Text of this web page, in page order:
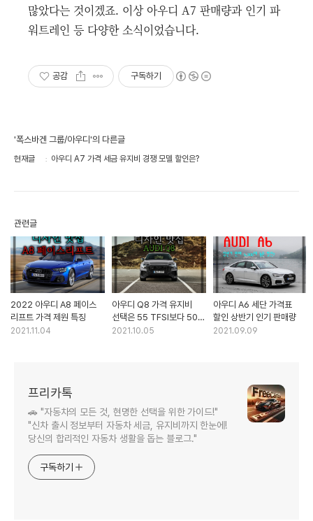
많았다는 것이겠죠. 이상 아우디 A7 판매량과 인기 파
워트레인 등 다양한 소식이었습니다.
공감 구독하기
'폭스바겐 그룹/아우디'의 다른글
현재글 아우디 A7 가격 세금 유지비 경쟁 모델 할인은?
관련글
2022 아우디 A8 페이스
리프트 가격 제원 특징
2021.11.04
아우디 Q8 가격 유지비
선택은 55 TFSI보다 50
TDI!
2021.10.05
아우디 A6 세단 가격표
할인 상반기 인기 판매량
2021.09.09
프리카톡
🚗 "자동차의 모든 것, 현명한 선택을 위한 가이드!"
"신차 출시 정보부터 자동차 세금, 유지비까지 한눈에!
당신의 합리적인 자동차 생활을 돕는 블로그."
구독하기